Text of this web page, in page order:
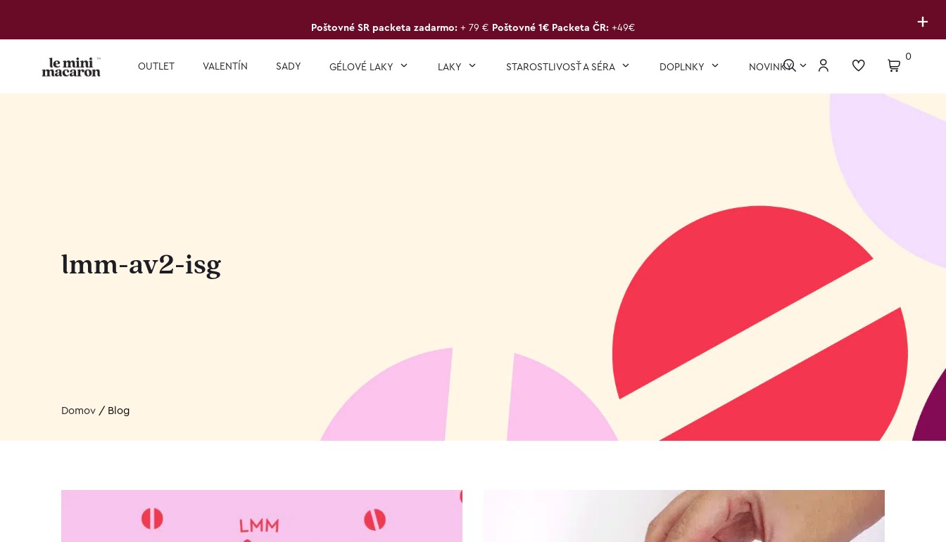
+
Poštovné SR packeta zadarmo: + 79 € Poštovné 1€ Packeta ČR: +49€
OUTLET VALENTÍN SADY GÉLOVÉ LAKY LAKY STAROSTLIVOSŤ A SÉRA DOPLNKY NOVINKY
0
lmm-av2-isg
Domov / Blog